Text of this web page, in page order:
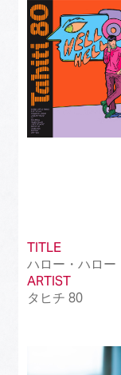
TITLE
ハロー・ハロー
ARTIST
タヒチ 80